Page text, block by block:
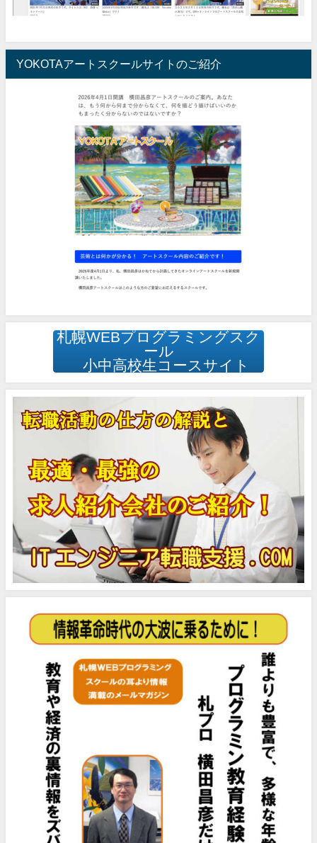
YOKOTAアートスクールサイトのご紹介
札幌WEBプログラミングスク
ール
小中高校生コースサイト